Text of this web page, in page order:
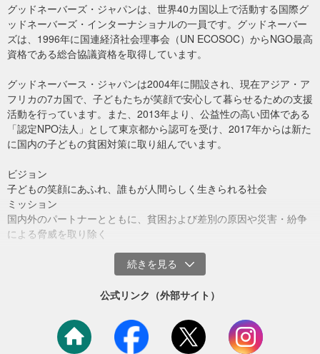
建設作業には60名以上の難民が参加し、また現地で調達した資材を
活用することで、雇用創出と地域内の資源循環にもつながりまし
完成したトランジションシェルターに入居した裨益（ひえき）者か
らは「住居の安全性が高まり、家族が安心して眠れるようになっ
グッドネーバーズ・ジャパンは、世界40カ国以上で活動する国際グ
ッドネーバーズ・インターナショナルの一員です。グッドネーバー
ズは、1996年に国連経済社会理事会（UN ECOSOC）からNGO最高
資格である総合協議資格を取得しています。
グッドネーバース・ジャパンは2004年に開設され、現在アジア・ア
フリカの7カ国で、子どもたちが笑顔で安心して暮らせるための支援
活動を行っています。また、2013年より、公益性の高い団体である
「認定NPO法人」として東京都から認可を受け、2017年からは新た
に国内の子どもの貧困対策に取り組んでいます。
ビジョン
子どもの笑顔にあふれ、誰もが人間らしく生きられる社会
ミッション
国内外のパートナーとともに、貧困および差別の原因や災害・紛争
による脅威を取り除く
公式リンク（外部サイト）